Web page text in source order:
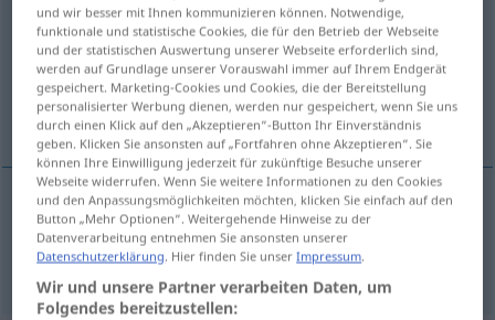
Übersicht aller Übersetzungen
(Für mehr Details die Übersetzung anklicken/antippen)
inandırıcı, kesin
inandırıcı,kesin schlüssigBeweisetc
und wir besser mit Ihnen kommunizieren können. Notwendige,
funktionale und statistische Cookies, die für den Betrieb der Webseite
und der statistischen Auswertung unserer Webseite erforderlich sind,
werden auf Grundlage unserer Vorauswahl immer auf Ihrem Endgerät
gespeichert. Marketing-Cookies und Cookies, die der Bereitstellung
personalisierter Werbung dienen, werden nur gespeichert, wenn Sie uns
durch einen Klick auf den „Akzeptieren“-Button Ihr Einverständnis
geben. Klicken Sie ansonsten auf „Fortfahren ohne Akzeptieren“. Sie
können Ihre Einwilligung jederzeit für zukünftige Besuche unserer
Webseite widerrufen. Wenn Sie weitere Informationen zu den Cookies
und den Anpassungsmöglichkeiten möchten, klicken Sie einfach auf den
Button „Mehr Optionen“. Weitergehende Hinweise zu der
Datenverarbeitung entnehmen Sie ansonsten unserer
Datenschutzerklärung. Hier finden Sie unserImpressum.
Wir und unsere Partner verarbeiten Daten, um
Folgendes bereitzustellen: